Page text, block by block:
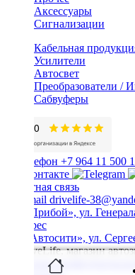
Аксессуары
Сигнализации
Кабельная
Усилители
Автосвет
Преобразователи /
Сабвуферы
+7 964 11 500
Обратная связь
drivelife-
ТЦ «Прибой», ул.
ТЦ «Автосити», ул.
© DriveLife, магазин
Политика